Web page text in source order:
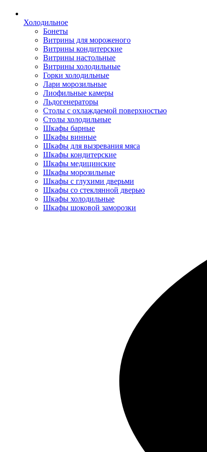
Холодильное
Бонеты
Витрины для мороженого
Витрины кондитерские
Витрины настольные
Витрины холодильные
Горки холодильные
Лари морозильные
Лиофильные камеры
Льдогенераторы
Столы с охлаждаемой поверхностью
Столы холодильные
Шкафы барные
Шкафы винные
Шкафы для вызревания мяса
Шкафы кондитерские
Шкафы медицинские
Шкафы морозильные
Шкафы с глухими дверьми
Шкафы со стеклянной дверью
Шкафы холодильные
Шкафы шоковой заморозки